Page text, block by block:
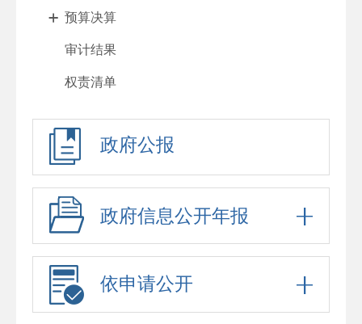
预算决算
审计结果
权责清单
处罚强制
重大项目
政府采购
重大民生信息
招考录用
应急预案
政府公报
政府信息公开年报
依申请公开